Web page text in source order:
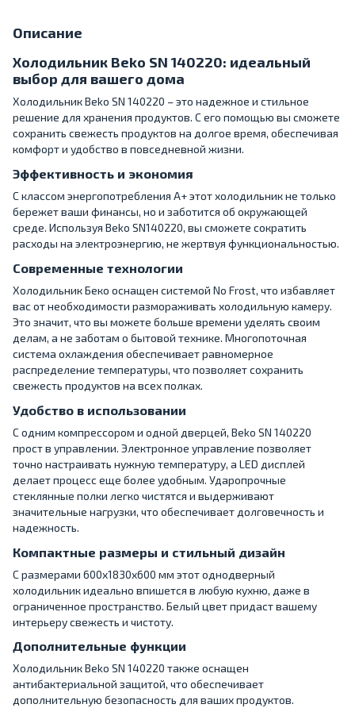
Описание
Холодильник Beko SN 140220: идеальный
выбор для вашего дома
Холодильник Beko SN 140220 – это надежное и стильное
решение для хранения продуктов. С его помощью вы сможете
сохранить свежесть продуктов на долгое время, обеспечивая
комфорт и удобство в повседневной жизни.
Эффективность и экономия
С классом энергопотребления A+ этот холодильник не только
бережет ваши финансы, но и заботится об окружающей
среде. Используя Beko SN140220, вы сможете сократить
расходы на электроэнергию, не жертвуя функциональностью.
Современные технологии
Холодильник Беко оснащен системой No Frost, что избавляет
вас от необходимости размораживать холодильную камеру.
Это значит, что вы можете больше времени уделять своим
делам, а не заботам о бытовой технике. Многопоточная
система охлаждения обеспечивает равномерное
распределение температуры, что позволяет сохранить
свежесть продуктов на всех полках.
Удобство в использовании
С одним компрессором и одной дверцей, Beko SN 140220
прост в управлении. Электронное управление позволяет
точно настраивать нужную температуру, а LED дисплей
делает процесс еще более удобным. Ударопрочные
стеклянные полки легко чистятся и выдерживают
значительные нагрузки, что обеспечивает долговечность и
надежность.
Компактные размеры и стильный дизайн
С размерами 600x1830x600 мм этот однодверный
холодильник идеально впишется в любую кухню, даже в
ограниченное пространство. Белый цвет придаст вашему
интерьеру свежесть и чистоту.
Дополнительные функции
Холодильник Beko SN 140220 также оснащен
антибактериальной защитой, что обеспечивает
дополнительную безопасность для ваших продуктов.